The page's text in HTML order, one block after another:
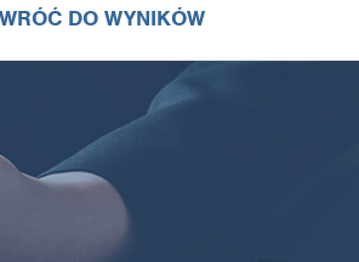
WRÓĆ DO WYNIKÓW